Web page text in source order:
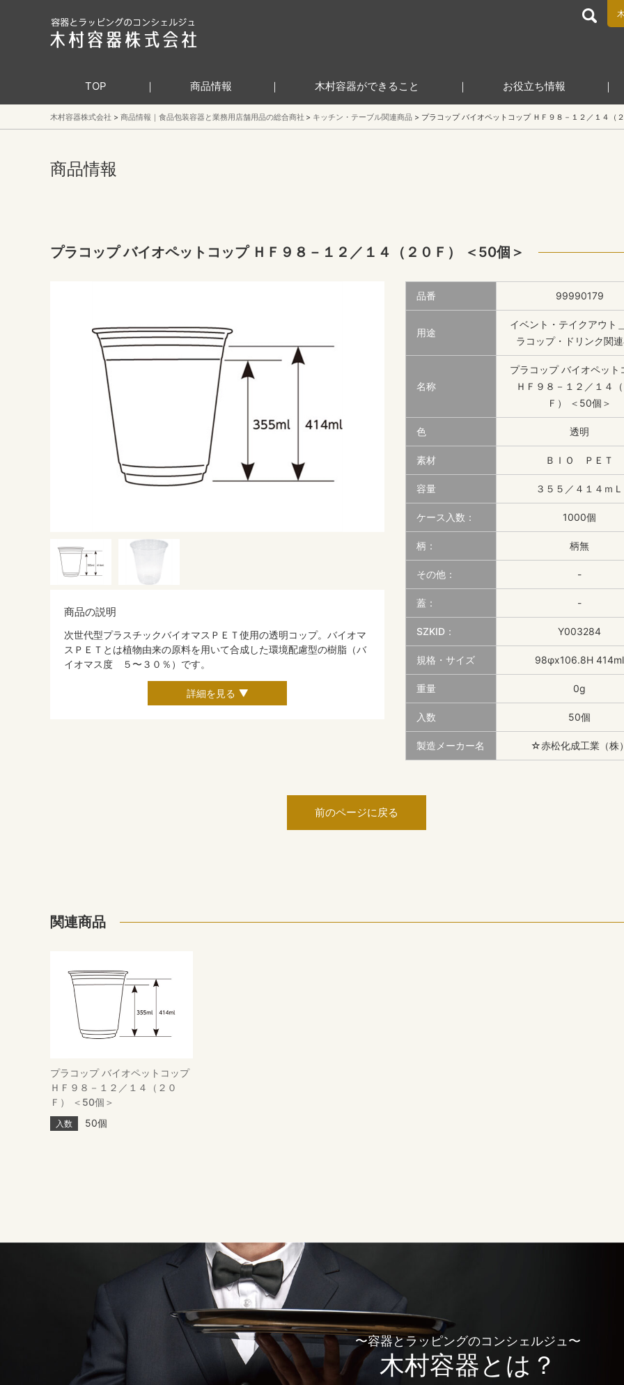
食品包装容器と業務用店舗用品の総合商社 木村容器株式会
TOP 商品情報 木村容器ができること お役立ち情報
木村容器株式会社 商品情報｜食品包装容器と業務用店舗用品の総合商社 キッチン・テーブル関連商品 プラコップ バイオペットコップ ＨＦ９８－１２／１４（
商品情報
プラコップ バイオペットコップ ＨＦ９８－１２／１４（２０Ｆ） ＜50個＞
商品の説明
次世代型プラスチックバイオマスＰＥＴ使用の透明コップ。バイオマ
スＰＥＴとは植物由来の原料を用いて合成した環境配慮型の樹脂（バ
イオマス度 ５〜３０％）です。
詳細を見る
品番 99990179
用途
イベント・テイクアウト
ラコップ・ドリンク関
名称
プラコップ バイオペット
ＨＦ９８－１２／１４
Ｆ） ＜50個＞
色 透明
素材 ＢＩＯ ＰＥＴ
容量 ３５５／４１４ｍＬ
ケース入数： 1000個
柄： 柄無
その他： -
蓋： -
SZKID： Y003284
規格・サイズ 98φx106.8H 414ml
重量 0g
入数 50個
製造メーカー名 ☆赤松化成工業（株
前のページに戻る
関連商品
プラコップ バイオペットコップ
ＨＦ９８－１２／１４（２０
Ｆ） ＜50個＞
入数 50個
〜容器とラッピングのコンシェルジュ〜
木村容器とは？